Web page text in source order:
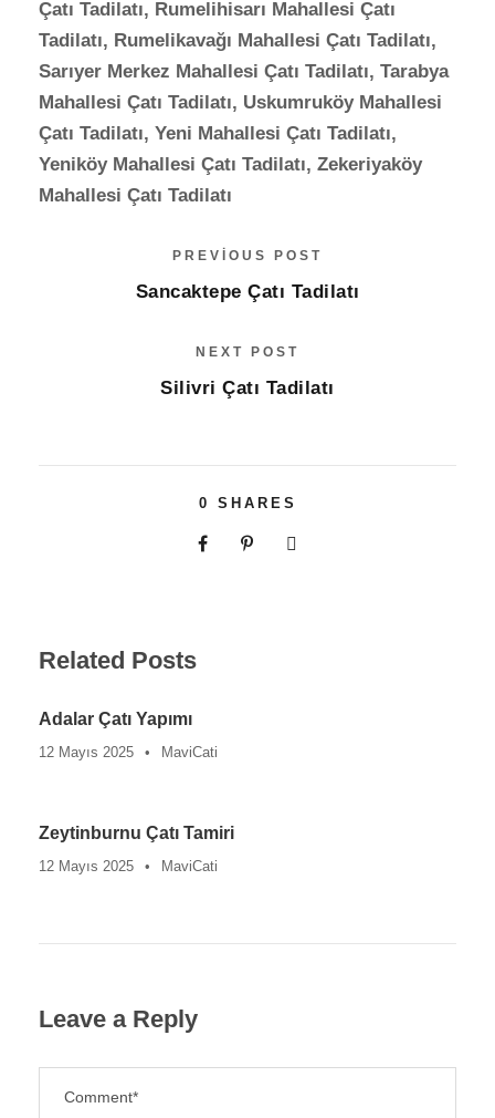
Çatı Tadilatı, Rumelihisarı Mahallesi Çatı
Tadilatı, Rumelikavağı Mahallesi Çatı Tadilatı,
Sarıyer Merkez Mahallesi Çatı Tadilatı, Tarabya
Mahallesi Çatı Tadilatı, Uskumruköy Mahallesi
Çatı Tadilatı, Yeni Mahallesi Çatı Tadilatı,
Yeniköy Mahallesi Çatı Tadilatı, Zekeriyaköy
Mahallesi Çatı Tadilatı
PREVIOUS POST
Sancaktepe Çatı Tadilatı
NEXT POST
Silivri Çatı Tadilatı
0 SHARES
Related Posts
Adalar Çatı Yapımı
12 Mayıs 2025 • MaviCati
Zeytinburnu Çatı Tamiri
12 Mayıs 2025 • MaviCati
Leave a Reply